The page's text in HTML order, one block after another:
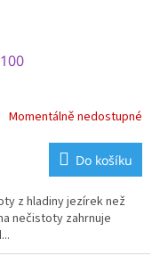
Momentálně nedostupné
Do košíku
z hladiny jezírek než
nečistoty zahrnuje